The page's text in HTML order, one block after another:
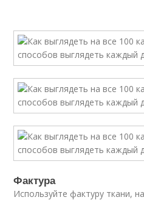
Фактура
Используйте фактуру ткани,